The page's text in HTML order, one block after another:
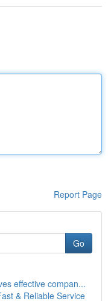
Report Page
Go
effective compan...
& Reliable Service